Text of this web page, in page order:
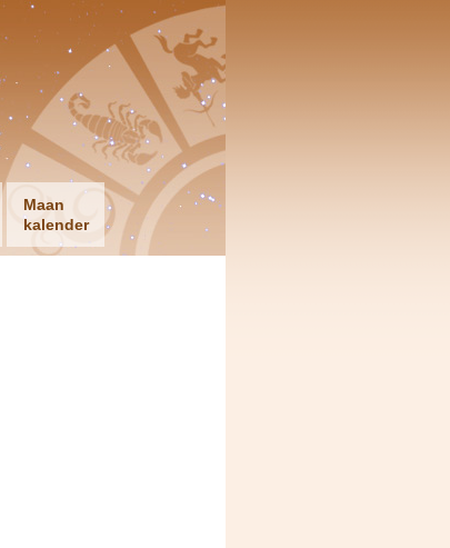
Maan
kalender